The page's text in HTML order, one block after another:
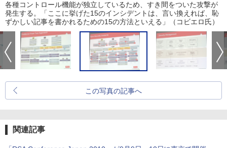
各種コントロール機能が独立しているため、すき間をついた攻撃が
発生する。「ここに挙げた15のインシデントは、言い換えれば、恥
ずかしい記事を書かれるための15の方法といえる」（コビエロ氏）
この写真の記事へ
関連記事